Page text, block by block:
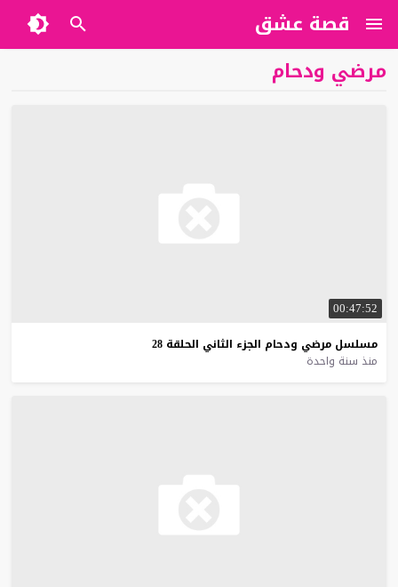
قصة عشق
مرضي ودحام
00:47:52
مسلسل مرضي ودحام الجزء الثاني الحلقة 28
منذ سنة واحدة